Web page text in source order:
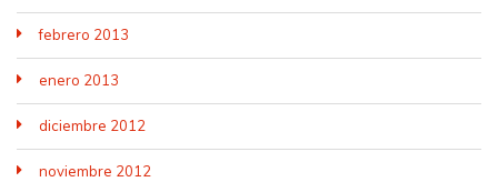
febrero 2013
enero 2013
diciembre 2012
noviembre 2012